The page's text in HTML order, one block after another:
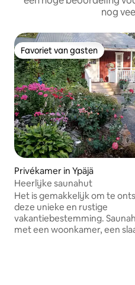
nog
Favoriet van gasten
Favoriet van gasten
Privékamer in Ypäjä
Heerlijke saunahut
Het is gemakkelijk om te
deze unieke en rustige
vakantiebestemming. Saunahut (35m2)
met een woonkamer, een